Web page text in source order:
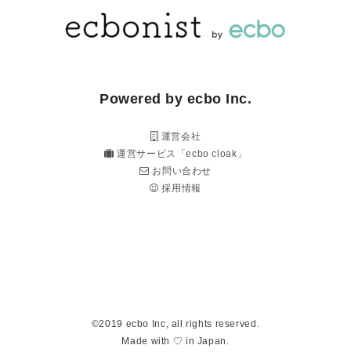
Powered by ecbo Inc.
運営会社
運営サービス「ecbo cloak」
お問い合わせ
採用情報
©2019 ecbo Inc, all rights reserved.
Made with ♡ in Japan.